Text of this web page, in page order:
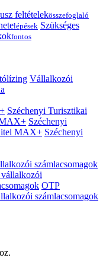
feltételekösszefoglaló
lépések Szükséges
fontos
Vállalkozói
Széchenyi Turisztikai
Széchenyi
MAX+ Széchenyi
számlacsomagok
OTP
számlacsomagok